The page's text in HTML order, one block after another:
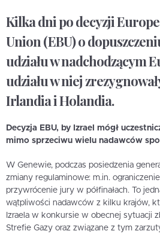
Kilka dni po decyzji
Union (EBU) o
udziału w nadchodzącym
udziału w niej
Irlandia i Holandia.
Decyzja EBU, by Izrael mógł
mimo sprzeciwu wielu nadawców
W Genewie, podczas posiedzenia
zmiany regulaminowe: m.in.
przywrócenie jury w półfinałach. To
wątpliwości nadawców z kilku krajów,
Izraela w konkursie w obecnej sytuacji
Strefie Gazy oraz związane z tym